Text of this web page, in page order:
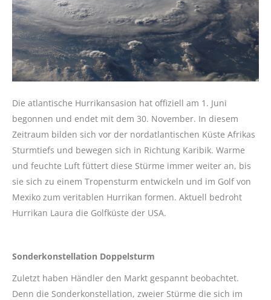
Die atlantische Hurrikansasion hat offiziell am 1. Juni
begonnen und endet mit dem 30. November. In diesem
Zeitraum bilden sich vor der nordatlantischen Küste Afrikas
Sturmtiefs und bewegen sich in Richtung Karibik. Warme
und feuchte Luft füttert diese Stürme immer weiter an, bis
sie sich zu einem Tropensturm entwickeln und im Golf von
Mexiko zum veritablen Hurrikan formen. Aktuell bedroht
Hurrikan Laura die Golfküste der USA.
Sonderkonstellation Doppelsturm
Zuletzt haben Händler den Markt gespannt beobachtet.
Denn die Sonderkonstellation, zweier Stürme die sich im